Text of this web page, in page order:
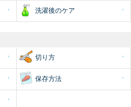
洗濯後のケア
切り方
保存方法